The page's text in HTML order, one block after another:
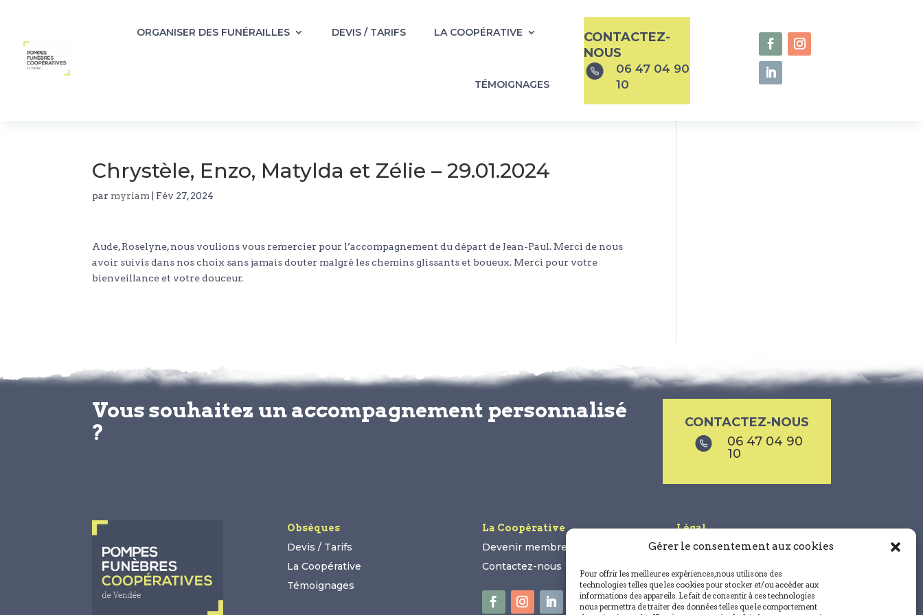
Gérer le consentement aux cookies
Pour offrir les meilleures expériences, nous utilisons des
technologies telles que les cookies pour stocker et/ou accéder aux
informations des appareils. Le fait de consentir à ces technologies
nous permettra de traiter des données telles que le comportement
ORGANISER DES FUNÉRAILLES DEVIS / TARIFS LA COOPÉRATIVE
TÉMOIGNAGES
CONTACTEZ-
NOUS
06 47 04 90
10
Chrystèle, Enzo, Matylda et Zélie – 29.01.2024
par myriam Fév 27, 2024
Aude, Roselyne, nous voulions vous remercier pour l’accompagnement du départ de Jean-Paul. Merci de nous
avoir suivis dans nos choix sans jamais douter malgré les chemins glissants et boueux. Merci pour votre
bienveillance et votre douceur.
Vous souhaitez un accompagnement personnalisé
?
CONTACTEZ-NOUS
06 47 04 90
10
Obsèques
Devis / Tarifs
La Coopérative
Témoignages
La Coopérative
Devenir membre
Contactez-nous
Légal
Mentions légales
Conditions générales de vente
Politique de cookies (UE)